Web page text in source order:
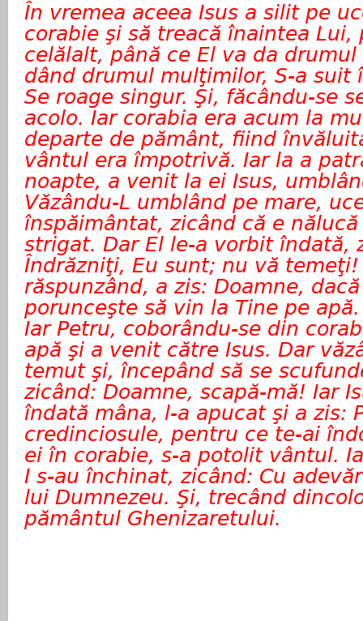
În vremea aceea Isus a silit pe
corabie şi să treacă înaintea Lui,
celălalt, până ce El va da
dând drumul mulţimilor, S-a suit
Se roage singur. Şi, făcându-se
acolo. Iar corabia era acum la
departe de pământ, fiind
vântul era împotrivă. Iar la a
noapte, a venit la ei Isus,
Văzându-L umblând pe mare,
înspăimântat, zicând că e
strigat. Dar El le-a vorbit îndată,
Îndrăzniţi, Eu sunt; nu vă temeţi!
răspunzând, a zis: Doamne,
porunceşte să vin la Tine pe
Iar Petru, coborându-se din
apă şi a venit către Isus. Dar
temut şi, începând să se
zicând: Doamne, scapă-mă! Iar
îndată mâna, l-a apucat şi a zis:
credinciosule, pentru ce te-ai
ei în corabie, s-a potolit vântul.
I s-au închinat, zicând: Cu
lui Dumnezeu. Şi, trecând
pământul Ghenizaretului.